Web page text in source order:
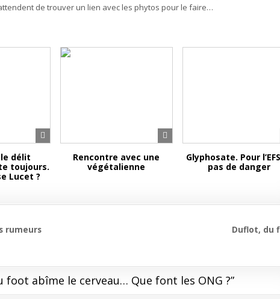
de trouver un lien avec les phytos pour le faire…
le délit
toujours.
Lucet ?
Rencontre avec une
végétalienne
Glyphosate. Pour
pas de danger
Duflot, du
rumeurs
foot abîme le cerveau… Que font les ONG ?”